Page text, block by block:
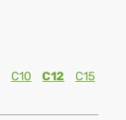
C10 C12
C15